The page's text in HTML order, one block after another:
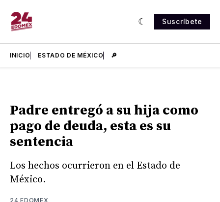
Suscríbete
INICIO ESTADO DE MÉXICO 🔎
Padre entregó a su hija como
pago de deuda, esta es su
sentencia
Los hechos ocurrieron en el Estado de
México.
24 EDOMEX